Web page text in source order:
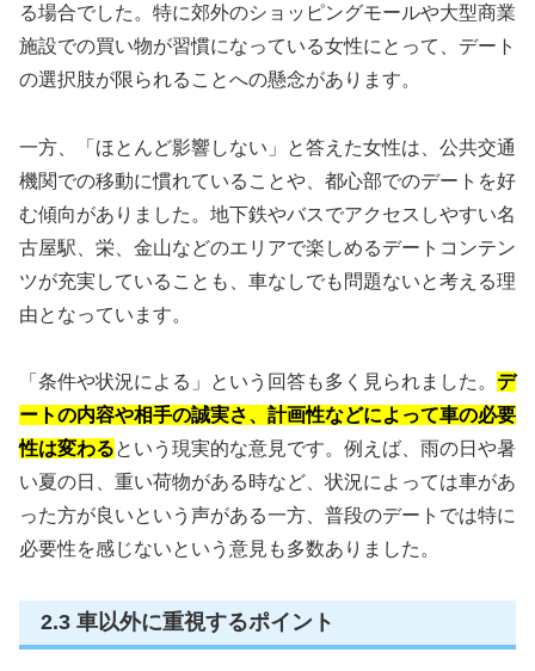
る場合でした。特に郊外のショッピングモールや大型商業
施設での買い物が習慣になっている女性にとって、デート
の選択肢が限られることへの懸念があります。
一方、「ほとんど影響しない」と答えた女性は、公共交通
機関での移動に慣れていることや、都心部でのデートを好
む傾向がありました。地下鉄やバスでアクセスしやすい名
古屋駅、栄、金山などのエリアで楽しめるデートコンテン
ツが充実していることも、車なしでも問題ないと考える理
由となっています。
「条件や状況による」という回答も多く見られました。 デ
ートの内容や相手の誠実さ、計画性などによって車の必要
性は変わるという現実的な意見です。例えば、雨の日や暑
い夏の日、重い荷物がある時など、状況によっては車があ
った方が良いという声がある一方、普段のデートでは特に
必要性を感じないという意見も多数ありました。
2.3 車以外に重視するポイント